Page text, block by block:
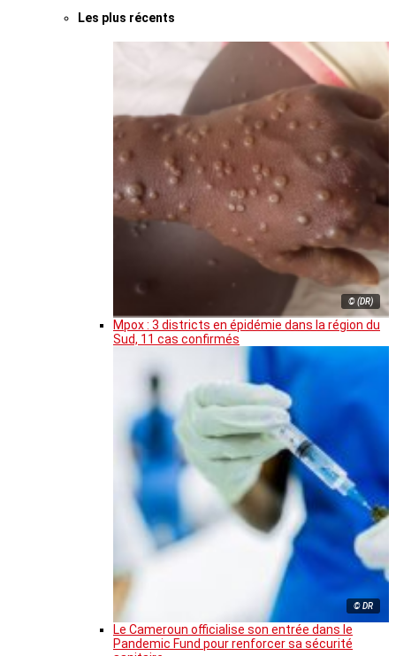
Les plus récents
© (DR)
Mpox : 3 districts en épidémie dans la région du
Sud, 11 cas confirmés
© DR
Le Cameroun officialise son entrée dans le
Pandemic Fund pour renforcer sa sécurité